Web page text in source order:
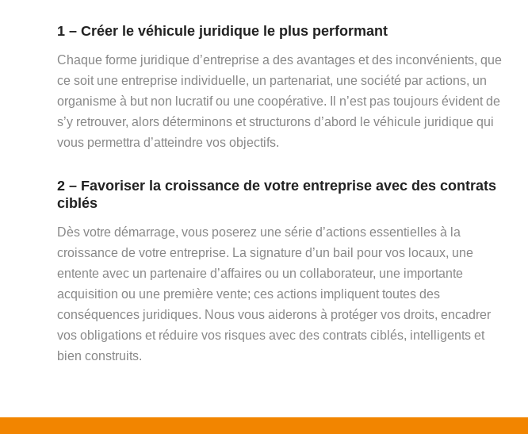
1 – Créer le véhicule juridique le plus performant
Chaque forme juridique d’entreprise a des avantages et des inconvénients, que
ce soit une entreprise individuelle, un partenariat, une société par actions, un
organisme à but non lucratif ou une coopérative. Il n’est pas toujours évident de
s’y retrouver, alors déterminons et structurons d’abord le véhicule juridique qui
vous permettra d’atteindre vos objectifs.
2 – Favoriser la croissance de votre entreprise avec des contrats
ciblés
Dès votre démarrage, vous poserez une série d’actions essentielles à la
croissance de votre entreprise. La signature d’un bail pour vos locaux, une
entente avec un partenaire d’affaires ou un collaborateur, une importante
acquisition ou une première vente; ces actions impliquent toutes des
conséquences juridiques. Nous vous aiderons à protéger vos droits, encadrer
vos obligations et réduire vos risques avec des contrats ciblés, intelligents et
bien construits.